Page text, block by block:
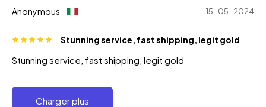
Anonymous 15-05-2024
Stunning service, fast shipping, legit gold
Stunning service, fast shipping, legit gold
Charger plus